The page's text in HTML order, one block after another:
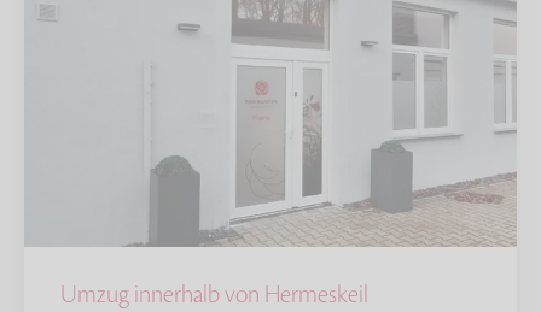
Umzug innerhalb von Hermeskeil